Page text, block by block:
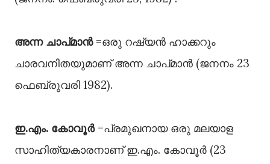
അന്ന ചാപ്‌മാൻ=ഒരു റഷ്യൻ ഹാക്കറും
ചാരവനിതയുമാണ് അന്ന ചാപ്‌മാൻ (ജനനം 23
ഫെബ്രുവരി 1982).
ഇ.എം. കോവൂർ=പ്രമുഖനായ ഒരു മലയാള
സാഹിത്യകാരനാണ് ഇ.എം. കോവൂർ (23